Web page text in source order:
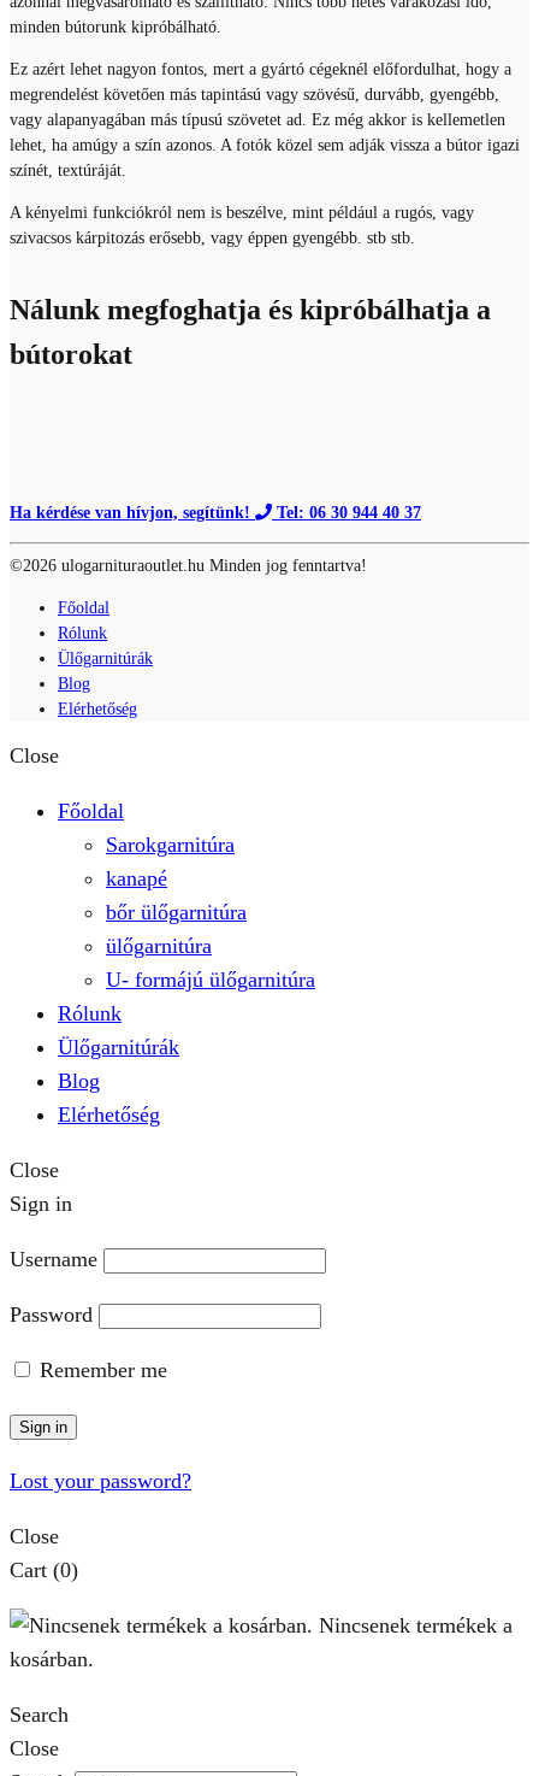
minden bútorunk kipróbálható.
Ez azért lehet nagyon fontos, mert a gyártó cégeknél előfordulhat, hogy a
megrendelést követően más tapintású vagy szövésű, durvább, gyengébb,
vagy alapanyagában más típusú szövetet ad. Ez még akkor is kellemetlen
lehet, ha amúgy a szín azonos. A fotók közel sem adják vissza a bútor igazi
színét, textúráját.
A kényelmi funkciókról nem is beszélve, mint például a rugós, vagy
szivacsos kárpitozás erősebb, vagy éppen gyengébb. stb stb.
Nálunk megfoghatja és kipróbálhatja a
bútorokat
Ha kérdése van hívjon, segítünk! Tel: 06 30 944 40 37
©2026 ulogarnituraoutlet.hu Minden jog fenntartva!
Főoldal
Rólunk
Ülőgarnitúrák
Blog
Elérhetőség
Close
Főoldal
Sarokgarnitúra
kanapé
bőr ülőgarnitúra
ülőgarnitúra
U- formájú ülőgarnitúra
Rólunk
Ülőgarnitúrák
Blog
Elérhetőség
Close
Sign in
Username
Password
Remember me
Sign in
Lost your password?
Close
Cart (0)
Nincsenek termékek a
kosárban.
Search
Close